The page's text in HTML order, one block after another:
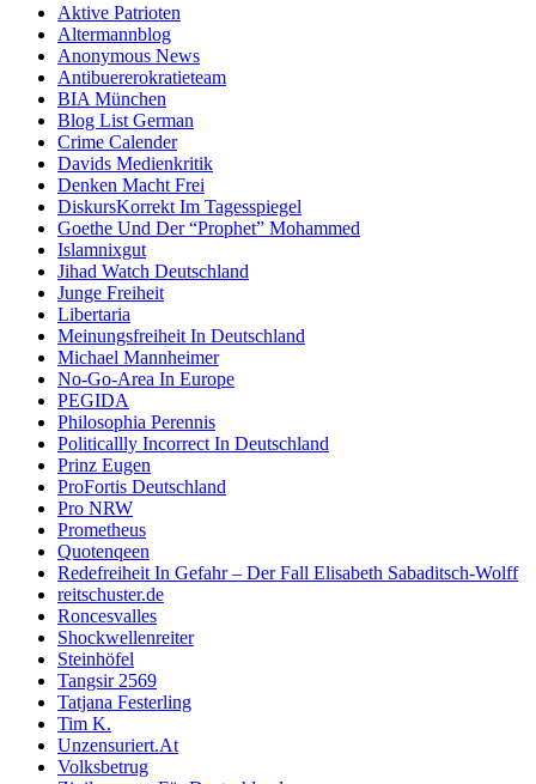
Aktive Patrioten
Altermannblog
Anonymous News
Antibuererokratieteam
BIA München
Blog List German
Crime Calender
Davids Medienkritik
Denken Macht Frei
DiskursKorrekt Im Tagesspiegel
Goethe Und Der “Prophet” Mohammed
Islamnixgut
Jihad Watch Deutschland
Junge Freiheit
Libertaria
Meinungsfreiheit In Deutschland
Michael Mannheimer
No-Go-Area In Europe
PEGIDA
Philosophia Perennis
Politicallly Incorrect In Deutschland
Prinz Eugen
ProFortis Deutschland
Pro NRW
Prometheus
Quotenqeen
Redefreiheit In Gefahr – Der Fall Elisabeth Sabaditsch-Wolff
reitschuster.de
Roncesvalles
Shockwellenreiter
Steinhöfel
Tangsir 2569
Tatjana Festerling
Tim K.
Unzensuriert.At
Volksbetrug